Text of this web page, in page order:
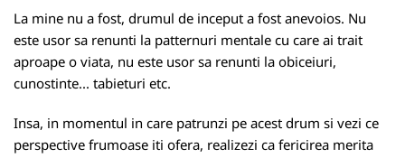
La mine nu a fost, drumul de inceput a fost anevoios. Nu
este usor sa renunti la patternuri mentale cu care ai trait
aproape o viata, nu este usor sa renunti la obiceiuri,
cunostinte... tabieturi etc.
Insa, in momentul in care patrunzi pe acest drum si vezi ce
perspective frumoase iti ofera, realizezi ca fericirea merita